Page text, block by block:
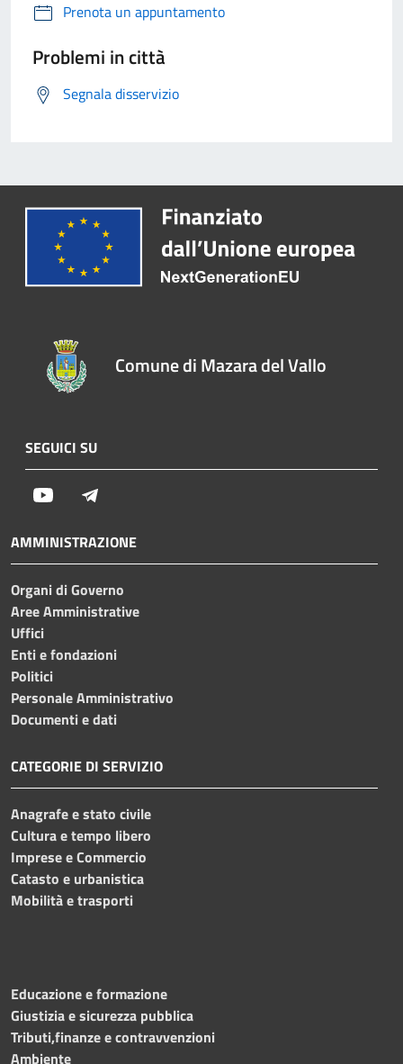
Prenota un appuntamento
Problemi in città
Segnala disservizio
Comune di Mazara del Vallo
SEGUICI SU
Youtube
AMMINISTRAZIONE
Organi di Governo
Aree Amministrative
Uffici
Enti e fondazioni
Politici
Personale Amministrativo
Documenti e dati
CATEGORIE DI SERVIZIO
Anagrafe e stato civile
Cultura e tempo libero
Imprese e Commercio
Catasto e urbanistica
Mobilità e trasporti
Educazione e formazione
Giustizia e sicurezza pubblica
Tributi,finanze e contravvenzioni
Ambiente